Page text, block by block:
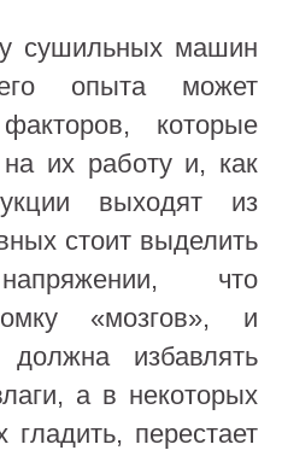
сушильных машин
опыта может
которые
их работу и, как
выходят из
стоит выделить
что
«мозгов», и
избавлять
а в некоторых
перестает